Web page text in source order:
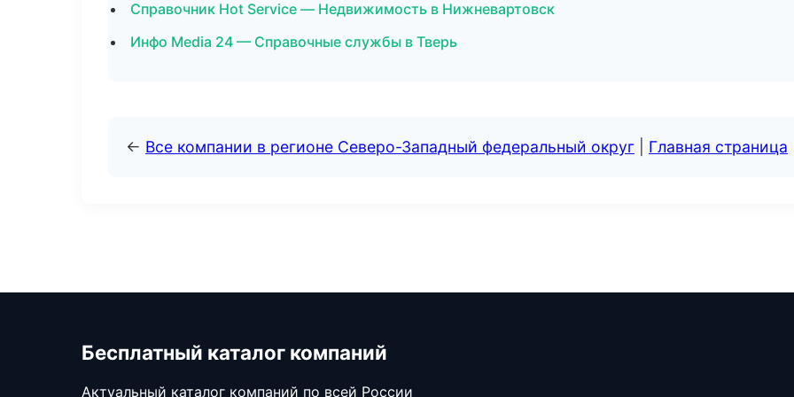
Справочник Hot Service — Недвижимость в Нижневартовск
Инфо Media 24 — Справочные службы в Тверь
← Все компании в регионе Северо-Западный федеральный округ Главная страница
Бесплатный каталог компаний
Актуальный каталог компаний по всей России